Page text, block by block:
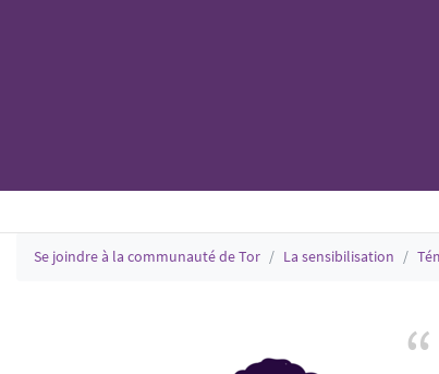
Se joindre à la communauté de Tor La sensibilisation